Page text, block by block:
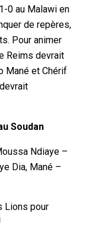
0 au Malawi en
de repères,
Pour animer
Reims devrait
Mané et Chérif
Soudan
Ndiaye –
Dia, Mané –
pour